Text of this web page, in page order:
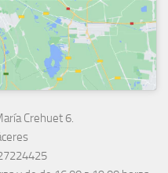
Crehuet 6.